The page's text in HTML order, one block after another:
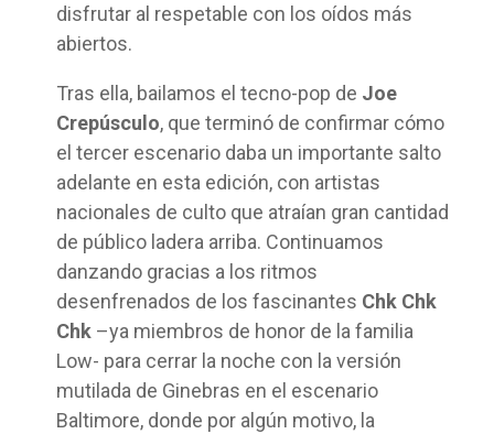
disfrutar al respetable con los oídos más
abiertos.
Tras ella, bailamos el tecno-pop de Joe
Crepúsculo, que terminó de confirmar cómo
el tercer escenario daba un importante salto
adelante en esta edición, con artistas
nacionales de culto que atraían gran cantidad
de público ladera arriba. Continuamos
danzando gracias a los ritmos
desenfrenados de los fascinantes Chk Chk
Chk–ya miembros de honor de la familia
Low- para cerrar la noche con la versión
mutilada de Ginebras en el escenario
Baltimore, donde por algún motivo, la